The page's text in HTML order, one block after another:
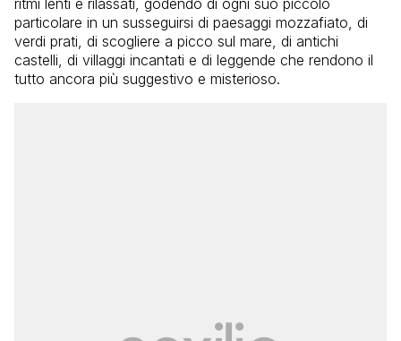
particolare in un susseguirsi di paesaggi mozzafiato, di
verdi prati, di scogliere a picco sul mare, di antichi
castelli, di villaggi incantati e di leggende che rendono il
tutto ancora più suggestivo e misterioso.